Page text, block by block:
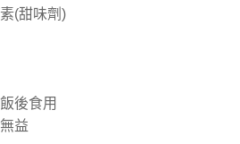
(甜味劑)
後食用
益